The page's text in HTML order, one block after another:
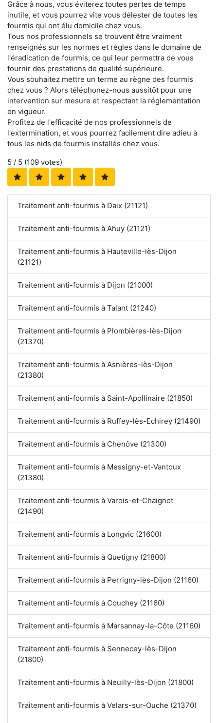
Grâce à nous, vous éviterez toutes pertes de temps
inutile, et vous pourrez vite vous délester de toutes les
fourmis qui ont élu domicile chez vous.
Tous nos professionnels se trouvent être vraiment
renseignés sur les normes et règles dans le domaine de
l'éradication de fourmis, ce qui leur permettra de vous
fournir des prestations de qualité supérieure.
Vous souhaitez mettre un terme au règne des fourmis
chez vous ? Alors téléphonez-nous aussitôt pour une
intervention sur mesure et respectant la réglementation
en vigueur.
Profitez de l'efficacité de nos professionnels de
l'extermination, et vous pourrez facilement dire adieu à
tous les nids de fourmis installés chez vous.
5 / 5 (109 votes)
Traitement anti-fourmis à Daix (21121)
Traitement anti-fourmis à Ahuy (21121)
Traitement anti-fourmis à Hauteville-lès-Dijon
(21121)
Traitement anti-fourmis à Dijon (21000)
Traitement anti-fourmis à Talant (21240)
Traitement anti-fourmis à Plombières-lès-Dijon
(21370)
Traitement anti-fourmis à Asnières-lès-Dijon
(21380)
Traitement anti-fourmis à Saint-Apollinaire (21850)
Traitement anti-fourmis à Ruffey-lès-Echirey (21490)
Traitement anti-fourmis à Chenôve (21300)
Traitement anti-fourmis à Messigny-et-Vantoux
(21380)
Traitement anti-fourmis à Varois-et-Chaignot
(21490)
Traitement anti-fourmis à Longvic (21600)
Traitement anti-fourmis à Quetigny (21800)
Traitement anti-fourmis à Perrigny-lès-Dijon (21160)
Traitement anti-fourmis à Couchey (21160)
Traitement anti-fourmis à Marsannay-la-Côte (21160)
Traitement anti-fourmis à Sennecey-lès-Dijon
(21800)
Traitement anti-fourmis à Neuilly-lès-Dijon (21800)
Traitement anti-fourmis à Velars-sur-Ouche (21370)